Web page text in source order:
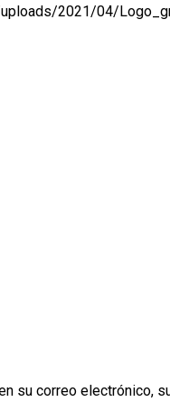
su correo electrónico,